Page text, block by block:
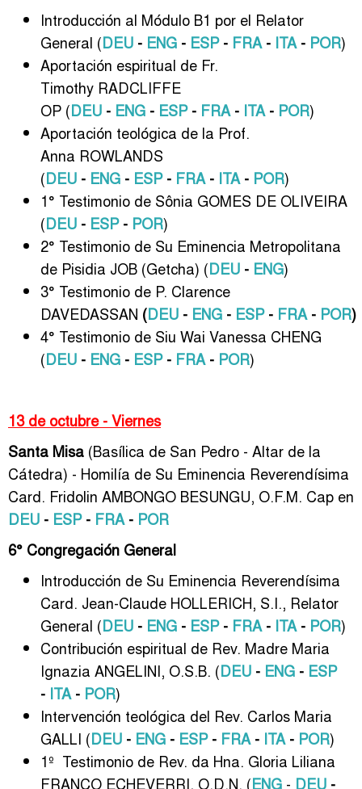
Introducción al Módulo B1 por el Relator
General (DEU - ENG - ESP- FRA- ITA- POR)
Aportación espiritual de Fr.
Timothy RADCLIFFE
OP (DEU - ENG - ESP- FRA- ITA- POR)
Aportación teológica de la Prof.
Anna ROWLANDS
(DEU - ENG - ESP- FRA- ITA- POR)
1° Testimonio de Sônia GOMES DE OLIVEIRA
(DEU - ESP- POR)
2° Testimonio de Su Eminencia Metropolitana
de Pisidia JOB (Getcha) (DEU - ENG)
3° Testimonio de P. Clarence
DAVEDASSAN (DEU - ENG - ESP- FRA- POR)
4° Testimonio de Siu Wai Vanessa CHENG
(DEU - ENG - ESP- FRA- POR)
13 de octubre - Viernes
Santa Misa (Basílica de San Pedro - Altar de la
Cátedra) - Homilía de Su Eminencia Reverendísima
Card. Fridolin AMBONGO BESUNGU, O.F.M. Cap en
DEU - ESP- FRA- POR
6° Congregación General
Introducción de Su Eminencia Reverendísima
Card. Jean-Claude HOLLERICH, S.I., Relator
General (DEU - ENG - ESP- FRA- ITA- POR)
Contribución espiritual de Rev. Madre Maria
Ignazia ANGELINI, O.S.B. (DEU - ENG - ESP
- ITA- POR)
Intervención teológica del Rev. Carlos Maria
GALLI (DEU - ENG - ESP- FRA- ITA- POR)
1º Testimonio de Rev. da Hna. Gloria Liliana
FRANCO ECHEVERRI, O.D.N. (ENG - DEU -